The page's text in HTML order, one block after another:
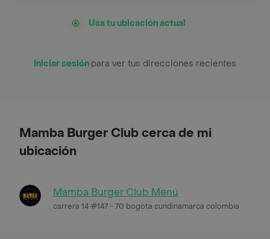
Usa tu ubicación actual
Iniciar sesión para ver tus direcciones recientes
Mamba Burger Club cerca de mi
ubicación
Mamba Burger Club Menú
carrera 14 #147 - 70 bogota cundinamarca colombia